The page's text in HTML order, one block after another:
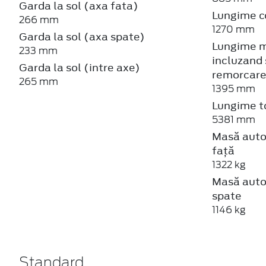
Garda la sol (axa fata)
266 mm
Garda la sol (axa spate)
233 mm
Garda la sol (intre axe)
265 mm
Lungime
1270 mm
Lungime
incluzand
remorcare
1395 mm
Lungime
5381 mm
Masă
față
1322 kg
Masă
spate
1146 kg